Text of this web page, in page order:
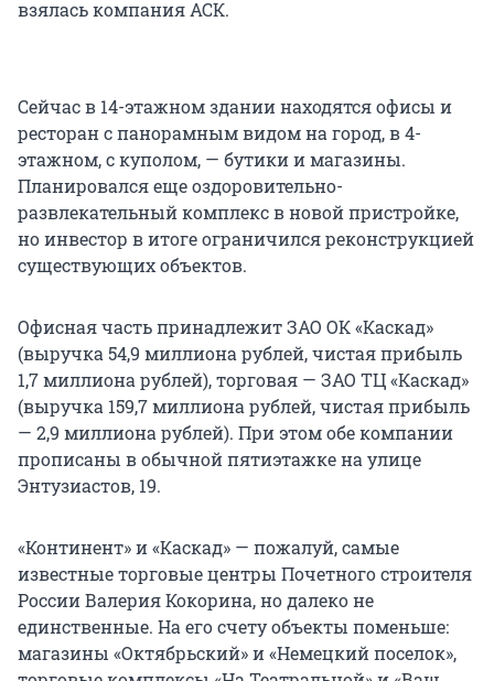
взялась компания АСК.
Сейчас в 14-этажном здании находятся офисы и
ресторан с панорамным видом на город, в 4-
этажном, с куполом, — бутики и магазины.
Планировался еще оздоровительно-
развлекательный комплекс в новой пристройке,
но инвестор в итоге ограничился реконструкцией
существующих объектов.
Офисная часть принадлежит ЗАО ОК «Каскад»
(выручка 54,9 миллиона рублей, чистая прибыль
1,7 миллиона рублей), торговая — ЗАО ТЦ «Каскад»
(выручка 159,7 миллиона рублей, чистая прибыль
— 2,9 миллиона рублей). При этом обе компании
прописаны в обычной пятиэтажке на улице
Энтузиастов, 19.
«Континент» и «Каскад» — пожалуй, самые
известные торговые центры Почетного строителя
России Валерия Кокорина, но далеко не
единственные. На его счету объекты поменьше:
магазины «Октябрьский» и «Немецкий поселок»,